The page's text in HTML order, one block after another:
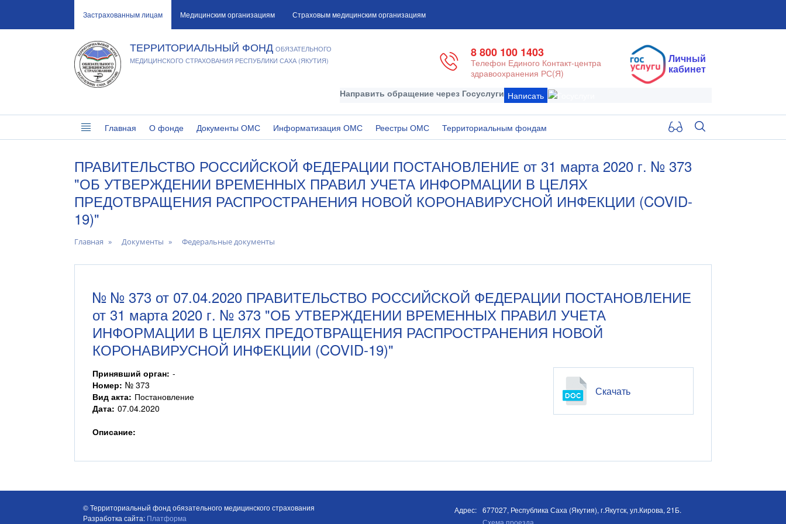
Застрахованным лицам Медицинским организациям Страховым медицинским организациям
ТЕРРИТОРИАЛЬНЫЙ ФОНД ОБЯЗАТЕЛЬНОГО
МЕДИЦИНСКОГО СТРАХОВАНИЯ РЕСПУБЛИКИ САХА (ЯКУТИЯ)
Личный
кабинет
8 800 100 1403
Телефон Единого Контакт-центра
здравоохранения РС(Я)
Направить обращение через Госуслуги Написать
Главная О фонде Документы ОМС Информатизация ОМС Реестры ОМС Территориальным фондам
ПРАВИТЕЛЬСТВО РОССИЙСКОЙ ФЕДЕРАЦИИ ПОСТАНОВЛЕНИЕ от 31 марта 2020 г. № 373
"ОБ УТВЕРЖДЕНИИ ВРЕМЕННЫХ ПРАВИЛ УЧЕТА ИНФОРМАЦИИ В ЦЕЛЯХ
ПРЕДОТВРАЩЕНИЯ РАСПРОСТРАНЕНИЯ НОВОЙ КОРОНАВИРУСНОЙ ИНФЕКЦИИ (COVID-
19)"
Главная Документы Федеральные документы
№ № 373 от 07.04.2020 ПРАВИТЕЛЬСТВО РОССИЙСКОЙ ФЕДЕРАЦИИ ПОСТАНОВЛЕНИЕ
от 31 марта 2020 г. № 373 "ОБ УТВЕРЖДЕНИИ ВРЕМЕННЫХ ПРАВИЛ УЧЕТА
ИНФОРМАЦИИ В ЦЕЛЯХ ПРЕДОТВРАЩЕНИЯ РАСПРОСТРАНЕНИЯ НОВОЙ
КОРОНАВИРУСНОЙ ИНФЕКЦИИ (COVID-19)"
Принявший орган: -
Номер: № 373
Вид акта: Постановление
Дата: 07.04.2020
Скачать
Описание:
© Территориальный фонд обязательного медицинского страхования
Разработка сайта: Платформа
Адрес:
677027, Республика Саха (Якутия), г.Якутск, ул.Кирова, 21Б.
Схема проезда